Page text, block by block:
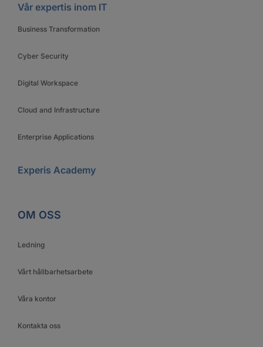
Vår expertis inom IT
Business Transformation
Cyber Security
Digital Workspace
Cloud and Infrastructure
Enterprise Applications
Experis Academy
OM OSS
Ledning
Vårt hållbarhetsarbete
Våra kontor
Kontakta oss